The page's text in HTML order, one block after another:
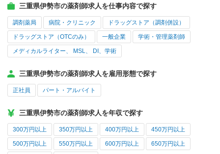
三重県伊勢市の薬剤師求人を仕事内容で探す
調剤薬局 病院・クリニック ドラッグストア（調剤併設）
ドラッグストア（OTCのみ） 一般企業 学術・管理薬剤師
メディカルライター、 MSL、 DI、学術
三重県伊勢市の薬剤師求人を雇用形態で探す
正社員 パート・アルバイト
三重県伊勢市の薬剤師求人を年収で探す
300万円以上 350万円以上 400万円以上 450万円以上
500万円以上 550万円以上 600万円以上 650万円以上